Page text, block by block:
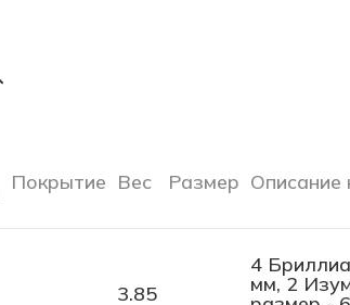
Покрытие Вес Размер Описание
3.85
4
мм, 2